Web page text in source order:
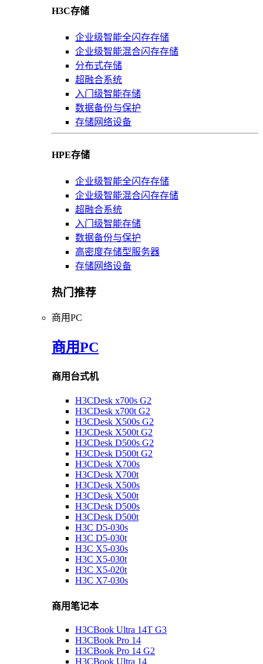
H3C存储
企业级智能全闪存存储
企业级智能混合闪存存储
分布式存储
超融合系统
入门级智能存储
数据备份与保护
存储网络设备
HPE存储
企业级智能全闪存存储
企业级智能混合闪存存储
超融合系统
入门级智能存储
数据备份与保护
高密度存储型服务器
存储网络设备
热门推荐
商用PC
商用PC
商用台式机
H3CDesk x700s G2
H3CDesk x700t G2
H3CDesk X500s G2
H3CDesk X500t G2
H3CDesk D500s G2
H3CDesk D500t G2
H3CDesk X700s
H3CDesk X700t
H3CDesk X500s
H3CDesk X500t
H3CDesk D500s
H3CDesk D500t
H3C D5-030s
H3C D5-030t
H3C X5-030s
H3C X5-030t
H3C X5-020t
H3C X7-030s
商用笔记本
H3CBook Ultra 14T G3
H3CBook Pro 14
H3CBook Pro 14 G2
H3CBook Ultra 14